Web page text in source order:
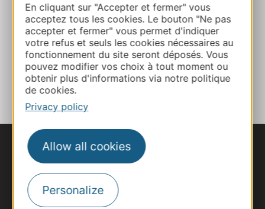
En cliquant sur "Accepter et fermer" vous
acceptez tous les cookies. Le bouton "Ne pas
accepter et fermer" vous permet d'indiquer
votre refus et seuls les cookies nécessaires au
fonctionnement du site seront déposés. Vous
pouvez modifier vos choix à tout moment ou
obtenir plus d'informations via notre politique
de cookies.
Privacy policy
Allow all cookies
Personalize
Website
ADD TO FAVORITES